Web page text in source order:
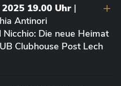
19.00 Uhr |
Antinori
Die neue Heimat
Clubhouse Post Lech